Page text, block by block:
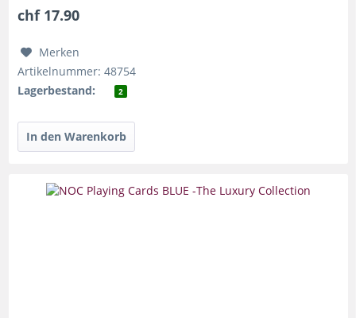
chf 17.90
Merken
Artikelnummer: 48754
Lagerbestand:
2